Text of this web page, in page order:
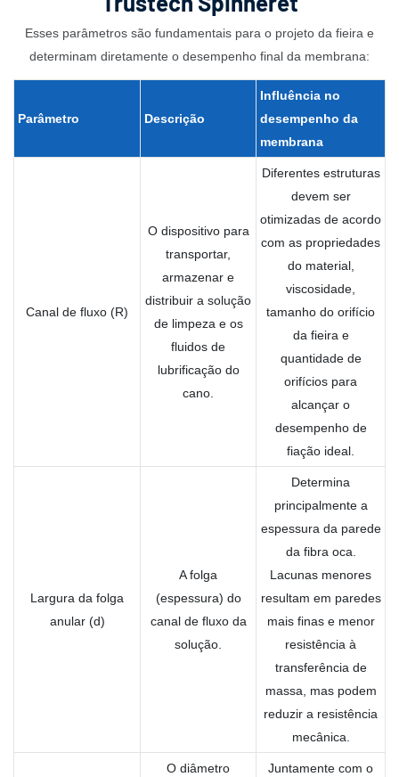
Esses parâmetros são fundamentais para o projeto da fieira e
determinam diretamente o desempenho final da membrana:
Parâmetro Descrição
Influência no
desempenho da
membrana
Canal de fluxo (R)
O dispositivo para
transportar,
armazenar e
distribuir a solução
de limpeza e os
fluidos de
lubrificação do
cano.
Diferentes estruturas
devem ser
otimizadas de acordo
com as propriedades
do material,
viscosidade,
tamanho do orifício
da fieira e
quantidade de
orifícios para
alcançar o
desempenho de
fiação ideal.
Largura da folga
anular (d)
A folga
(espessura) do
canal de fluxo da
solução.
Determina
principalmente a
espessura da parede
da fibra oca.
Lacunas menores
resultam em paredes
mais finas e menor
resistência à
transferência de
massa, mas podem
reduzir a resistência
mecânica.
O diâmetro
Juntamente com o